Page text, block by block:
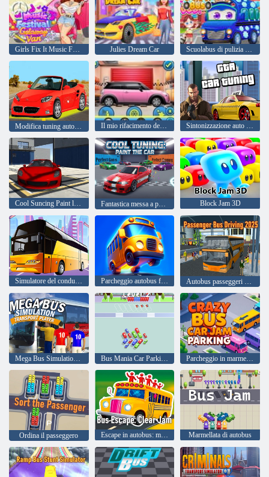
Julies Dream Car
Modifica tuning auto da corsa Il mio rifacimento dell'auto da sogno Sintonizzazione auto Gta
Cool Suncing Paint la macchina Fantastica messa a punto: dipingi l'auto Block Jam 3D
Parcheggio autobus fuori Autobus passeggeri guidando 2025
Bus Mania Car Parking Jam
Ordina il passeggero Escape in autobus: marmellata chiara Marmellata di autobus